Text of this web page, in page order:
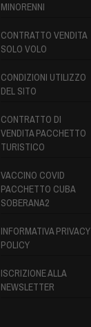
MINORENNI
CONTRATTO VENDITA
SOLO VOLO
CONDIZIONI UTILIZZO
DEL SITO
CONTRATTO DI
VENDITA PACCHETTO
TURISTICO
VACCINO COVID
PACCHETTO CUBA
SOBERANA2
INFORMATIVA PRIVACY
POLICY
ISCRIZIONE ALLA
NEWSLETTER